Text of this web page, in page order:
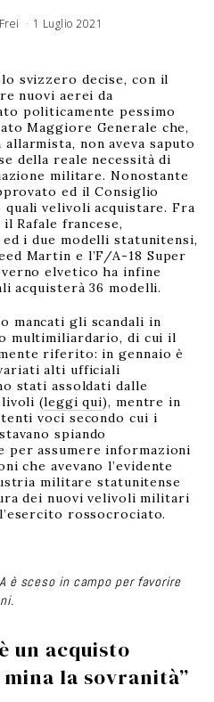
1 Luglio 2021
svizzero decise, con il
nuovi aerei da
politicamente pessimo
Maggiore Generale che,
non aveva saputo
della reale necessità di
militare. Nonostante
ed il Consiglio
quali velivoli acquistare. Fra
Rafale francese,
i due modelli statunitensi,
Martin e l’F/A-18 Super
elvetico ha infine
acquisterà 36 modelli.
mancati gli scandali in
multimiliardario, di cui il
riferito: in gennaio è
alti ufficiali
stati assoldati dalle
(leggi qui), mentre in
voci secondo cui i
spiando
per assumere informazioni
che avevano l’evidente
militare statunitense
dei nuovi velivoli militari
rossocrociato.
è sceso in campo per favorire
un acquisto
la sovranità”